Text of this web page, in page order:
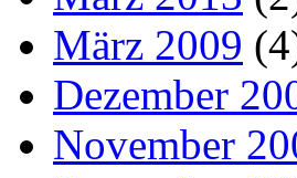
März 2009
Dezember
November